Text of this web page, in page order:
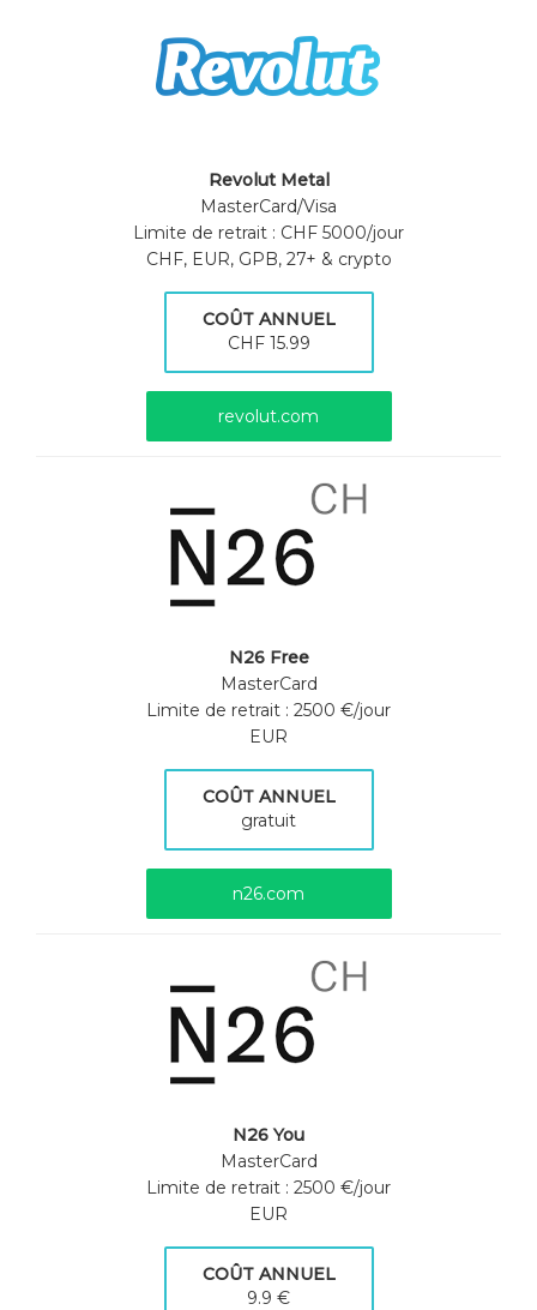
Revolut Metal
MasterCard/Visa
Limite de retrait : CHF 5000/jour
CHF, EUR, GPB, 27+ & crypto
COÛT ANNUEL
CHF 15.99
revolut.com
N26 Free
MasterCard
Limite de retrait : 2500 €/jour
EUR
COÛT ANNUEL
gratuit
n26.com
N26 You
MasterCard
Limite de retrait : 2500 €/jour
EUR
COÛT ANNUEL
9.9 €